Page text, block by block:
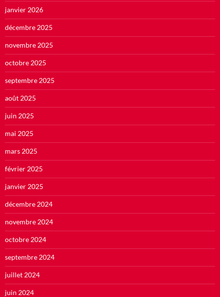
janvier 2026
décembre 2025
novembre 2025
octobre 2025
septembre 2025
août 2025
juin 2025
mai 2025
mars 2025
février 2025
janvier 2025
décembre 2024
novembre 2024
octobre 2024
septembre 2024
juillet 2024
juin 2024